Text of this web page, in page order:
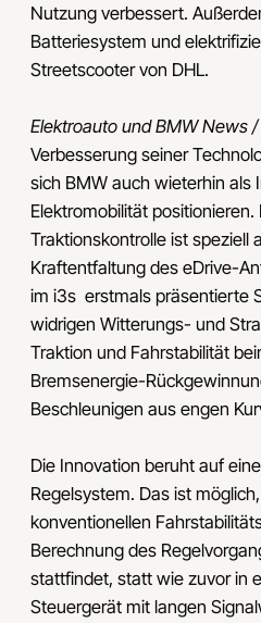
Nutzung verbessert.
Batteriesystem und
Streetscooter von DHL.
Elektroauto und BMW News /
Verbesserung seiner
sich BMW auch wieterhin als
Elektromobilität
Traktionskontrolle ist speziell
Kraftentfaltung des eDrive-
im i3s erstmals präsentierte
widrigen Witterungs- und
Traktion und Fahrstabilität
Bremsenergie-
Beschleunigen aus engen
Die Innovation beruht auf
Regelsystem. Das ist
konventionellen
Berechnung des
stattfindet, statt wie zuvor in
Steuergerät mit langen